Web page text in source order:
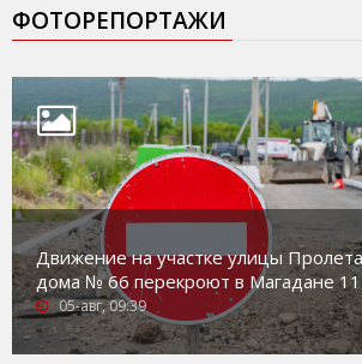
ФОТОРЕПОРТАЖИ
Движение на участке улицы
дома № 66 перекроют в Магадане 11
05-авг, 09:39